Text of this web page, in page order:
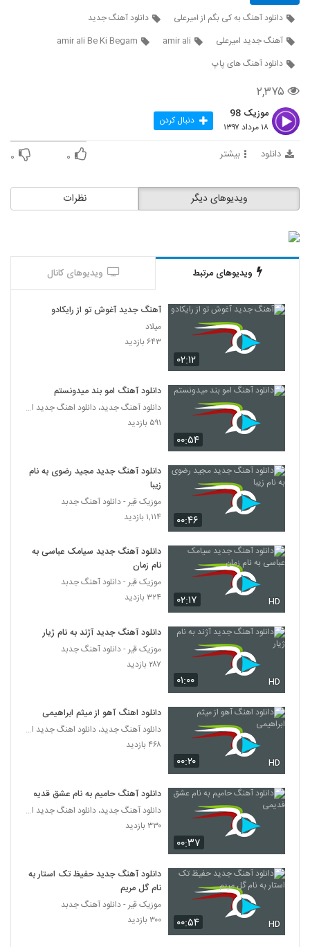
دانلود آهنگ به کی بگم از امیرعلی
دانلود آهنگ جدید
آهنگ جدید امیرعلی
amir ali
amir ali Be Ki Begam
دانلود آهنگ های پاپ
۲,۳۷۵
موزیک 98
۱۸ مرداد ۱۳۹۷ دنبال کردن
دانلود بیشتر ۰ ۰
نظرات ویدیوهای دیگر
ویدیوهای مرتبط ویدیوهای کانال
۰۲:۱۲
آهنگ جدید آغوش تو از رایکادو
میلاد
۶۴۳ بازدید
۰۰:۵۴
دانلود آهنگ امو بند میدونستم
دانلود آهنگ جدید، دانلود اهنگ جدید ایرانی
۵۹۱ بازدید
۰۰:۴۶
دانلود آهنگ جدید مجید رضوی به نام
زیبا
موزیک قیر - دانلود آهنگ جدبد
۱,۱۱۴ بازدید
۰۲:۱۷ HD
دانلود آهنگ جدید سیامک عباسی به
نام زمان
موزیک قیر - دانلود آهنگ جدبد
۳۲۴ بازدید
۰۱:۰۰ HD
دانلود آهنگ جدید آژند به نام ژیار
موزیک قیر - دانلود آهنگ جدبد
۲۸۷ بازدید
۰۰:۲۰ HD
دانلود اهنگ آهو از میثم ابراهیمی
دانلود آهنگ جدید، دانلود اهنگ جدید ایرانی
۴۶۸ بازدید
۰۰:۳۷
دانلود آهنگ حامیم به نام عشق قدیمی
دانلود آهنگ جدید، دانلود اهنگ جدید ایرانی
۳۳۰ بازدید
۰۰:۵۴ HD
دانلود آهنگ جدید حفیظ تک استار به
نام گل مریم
موزیک قیر - دانلود آهنگ جدبد
۳۰۰ بازدید